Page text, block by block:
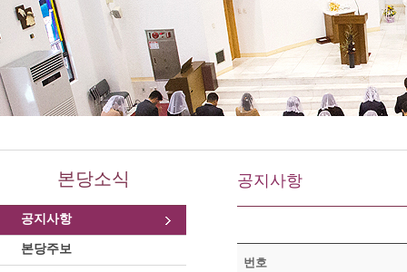
본당소식
공지사항
본당주보
공지사항
번호